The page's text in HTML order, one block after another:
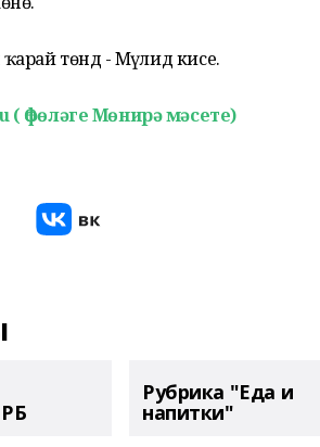
ҡарай төндә - Мәүлид кисе.
Өфөләге Мөнирә мәсете)
Рубрика "Еда и
напитки"